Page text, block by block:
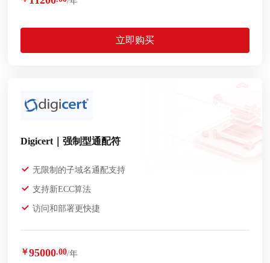
立即购买
Digicert｜强制型通配符
无限制的子域名通配支持
支持新ECC算法
访问和部署更快捷
￥95000.00/年